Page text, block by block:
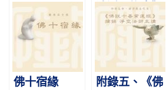
清淨明誨章》
之戒殺 淨空老
法師主講
佛十宿緣
附錄五、《佛